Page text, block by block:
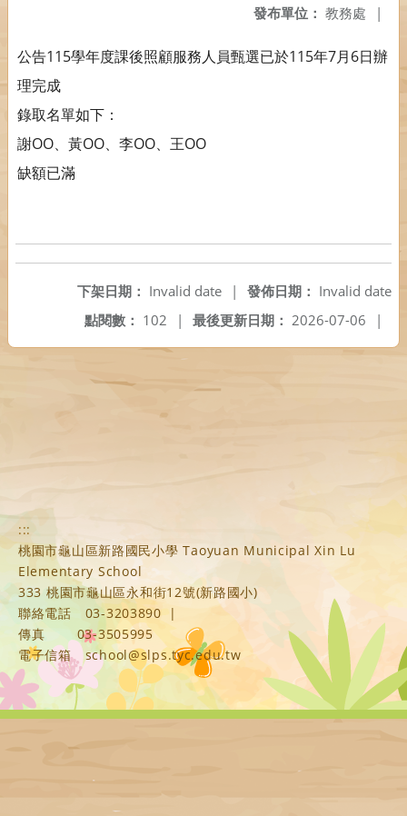
發布單位： 教務處 |
公告115學年度課後照顧服務人員甄選已於115年7月6日辦
理完成
錄取名單如下：
謝OO、黃OO、李OO、王OO
缺額已滿
發佈日期： Invalid date
下架日期： Invalid date
|
最後更新日期： 2026-07-06 |
點閱數： 102 |
:::
桃園市龜山區新路國民小學 Taoyuan Municipal Xin Lu
Elementary School
333 桃園市龜山區永和街12號(新路國小)
聯絡電話
03-3203890
|
傳真
03-3505995
電子信箱
school@slps.tyc.edu.tw